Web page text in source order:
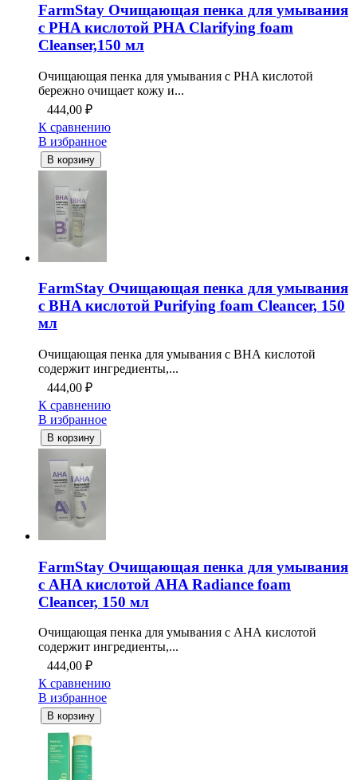
FarmStay Очищающая пенка для умывания
с PHA кислотой PHA Clarifying foam
Cleanser,150 мл
Очищающая пенка для умывания с PHA кислотой
бережно очищает кожу и...
444,00 ₽
К сравнению
В избранное
В корзину
FarmStay Очищающая пенка для умывания
с BHA кислотой Purifying foam Cleancer, 150
мл
Очищающая пенка для умывания с ВНА кислотой
содержит ингредиенты,...
444,00 ₽
К сравнению
В избранное
В корзину
FarmStay Очищающая пенка для умывания
с AHA кислотой AHA Radiance foam
Cleancer, 150 мл
Очищающая пенка для умывания с АНА кислотой
содержит ингредиенты,...
444,00 ₽
К сравнению
В избранное
В корзину